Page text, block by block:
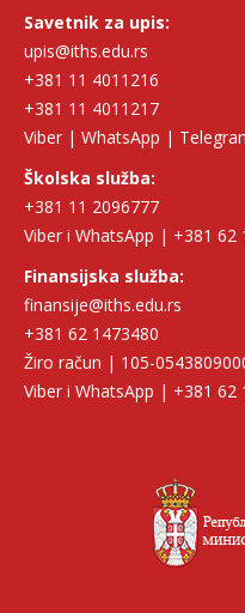
Savetnik za upis:
upis@iths.edu.rs
+381 11 4011216
+381 11 4011217
Viber | WhatsApp |
Školska služba:
+381 11 2096777
Viber i WhatsApp | +381 62
Finansijska služba:
finansije@iths.edu.rs
+381 62 1473480
Žiro račun | 105-
Viber i WhatsApp | +381 62